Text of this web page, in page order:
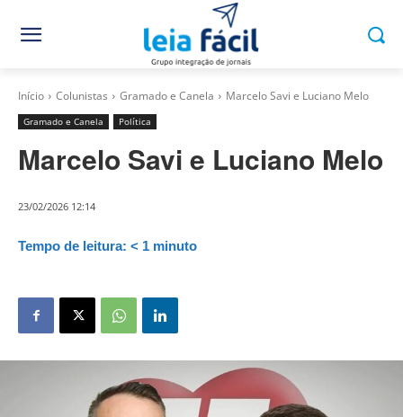
Início Colunistas Gramado e Canela Marcelo Savi e Luciano Melo
Gramado e Canela Política
Marcelo Savi e Luciano Melo
23/02/2026 12:14
Tempo de leitura: < 1 minuto